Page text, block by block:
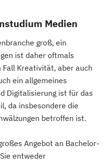
Medien
groß, ein
ist daher oftmals
Kreativität, aber auch
ein allgemeines
Digitalisierung ist für das
da insbesondere die
betroffen ist.
Angebot an Bachelor-
entweder